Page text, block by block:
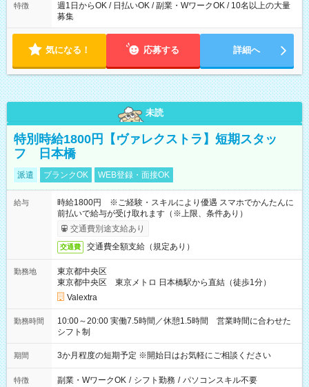
特徴
週1日からOK / 日払いOK / 副業・WワークOK / 10名以上の大量
募集
気になる！ 応募する 詳細へ
未読
特別時給1800円【ヴァレクストラ】短期スタッ
フ 日本橋
派遣 ブランクOK WEB登録・面接OK
給与
時給1800円 ※ご経験・スキルにより優遇 スマホでかんたんに
前払いで給与が受け取れます（※上限、条件あり）
交通費別途支給あり
交通費 交通費全額支給（規定あり）
勤務地
東京都中央区
東京都中央区 東京メトロ 日本橋駅から直結（徒歩1分）
Valextra
勤務時間
10:00～20:00 実働7.5時間／休憩1.5時間 営業時間に合わせた
シフト制
期間 3か月程度の短期予定 ※開始日はお気軽にご相談ください
特徴 副業・WワークOK / シフト勤務 / パソコンスキル不要